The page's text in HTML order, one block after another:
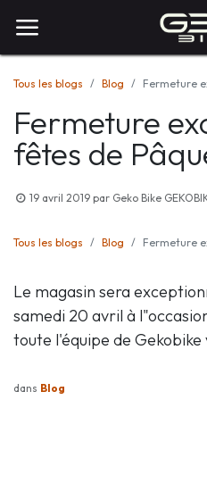
Tous les blogs Blog Fermeture
Fermeture
fêtes de
19 avril 2019 par Geko Bike
Tous les blogs Blog Fermeture
Le magasin sera
samedi 20 avril à
toute l'équipe de Gekobike
dans Blog